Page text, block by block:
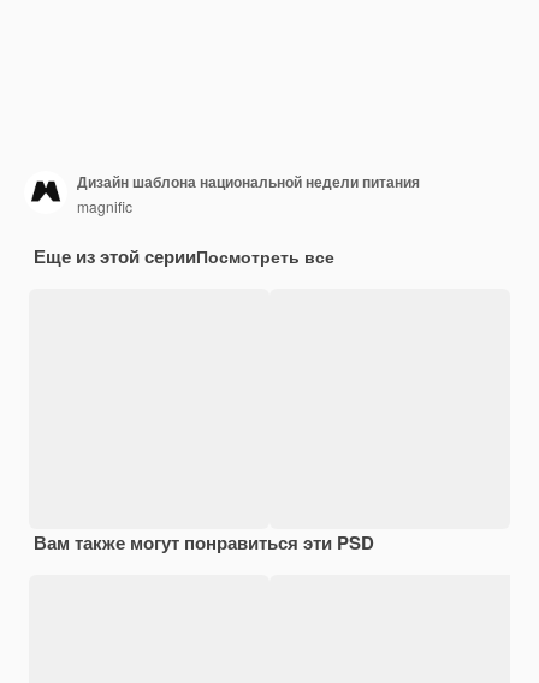
Дизайн шаблона национальной недели питания
magnific
Еще из этой серииПосмотреть все
Вам также могут понравиться эти PSD